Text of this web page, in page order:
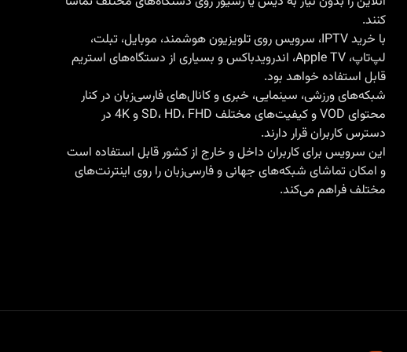
کنند.
با خرید IPTV
، سرویس روی تلویزیون هوشمند، موبایل، تبلت،
لپ‌تاپ، Apple TV، اندرویدباکس و بسیاری از دستگاه‌های استریم
قابل استفاده خواهد بود.
شبکه‌های ورزشی، سینمایی، خبری و کانال‌های فارسی‌زبان در کنار
محتوای VOD و کیفیت‌های مختلف SD، HD، FHD و 4K در
دسترس کاربران قرار دارند.
این سرویس برای کاربران داخل و خارج از کشور قابل استفاده است
و امکان تماشای شبکه‌های جهانی و فارسی‌زبان را روی اینترنت‌های
مختلف فراهم می‌کند.